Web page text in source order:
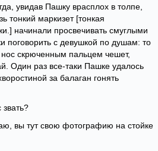
увидав Пашку врасплох в толпе,
тонкий маркизет [тонкая
начинали просвечивать смуглыми
поговорить с девушкой по душам: то
скрюченным пальцем чешет,
Один раз все-таки Пашке удалось
за балаган гонять
вы тут свою фотографию на стойке